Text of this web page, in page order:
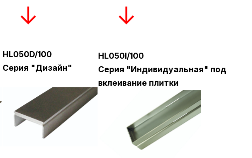
↓
HL050D/100
Серия "Дизайн"
HL050I/100
Серия "Индивидуальная" под
вклеивание плитки